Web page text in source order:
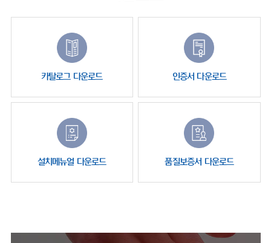
카탈로그 다운로드 인증서 다운로드
설치메뉴얼 다운로드 품질보증서 다운로드